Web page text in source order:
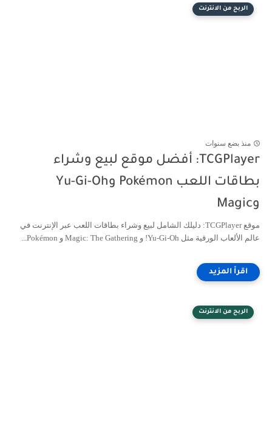
الربح من الانترنت
منذ بضع سنوات
TCGPlayer: أفضل موقع لبيع وشراء
بطاقات اللعب Pokémon وYu-Gi-Oh
وMagic
موقع TCGPlayer: دليلك الشامل لبيع وشراء بطاقات اللعب عبر الإنترنت في
عالم الألعاب الورقية مثل Yu-Gi-Oh! و Magic: The Gathering و Pokémon...
الربح من الانترنت